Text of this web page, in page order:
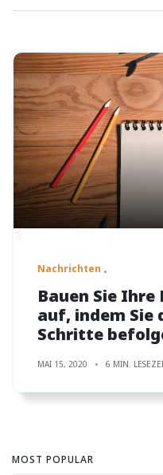
Nachrichten
Bauen Sie
auf, indem Sie
Schritte
MAI 15, 2020 6 MIN.
MOST POPULAR